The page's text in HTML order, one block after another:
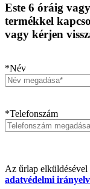
Este 6 óráig
termékkel
vagy kérjen
*Név
*Telefonszám
Az űrlap
adatvédelmi